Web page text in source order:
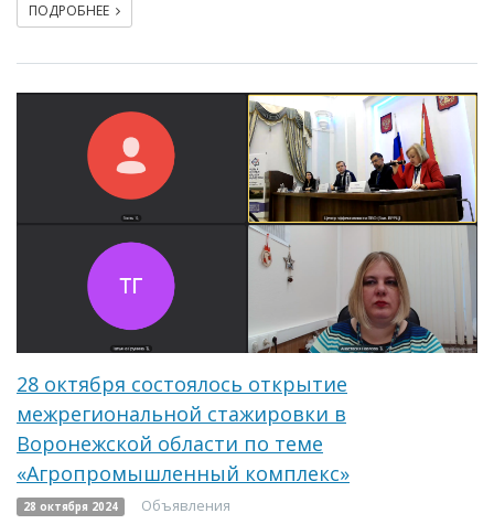
ПОДРОБНЕЕ
28 октября состоялось открытие
межрегиональной стажировки в
Воронежской области по теме
«Агропромышленный комплекс»
28 октября 2024
Объявления